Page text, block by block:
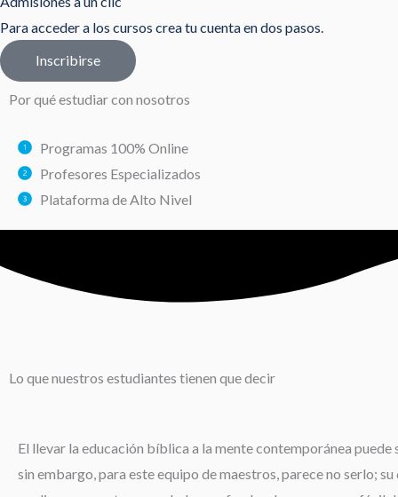
Para acceder a los cursos crea tu cuenta en dos pasos.
Inscribirse
Por qué estudiar con nosotros
Programas 100% Online
Profesores Especializados
Plataforma de Alto Nivel
Lo que nuestros estudiantes tienen que decir
El llevar la educación bíblica a la mente contemporánea puede
sin embargo, para este equipo de maestros, parece no serlo;